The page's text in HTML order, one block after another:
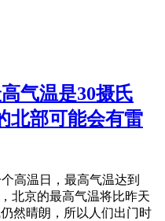
气温是30摄氏
北部可能会有雷
高温日，最高气温达到
北京的最高气温将比昨天
然晴朗，所以人们出门时